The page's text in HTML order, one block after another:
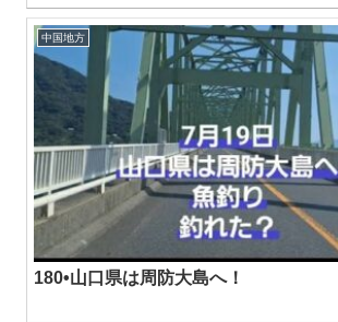
中国地方
180•山口県は周防大島へ！